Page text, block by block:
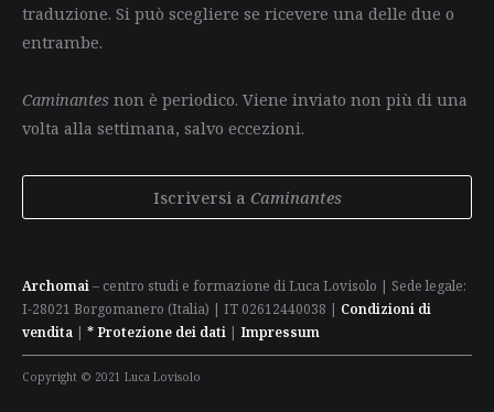
traduzione. Si può scegliere se ricevere una delle due o
entrambe.
Caminantes non è periodico. Viene inviato non più di una
volta alla settimana, salvo eccezioni.
Iscriversi a Caminantes
Archomai– centro studi e formazione di Luca Lovisolo | Sede legale:
I-28021 Borgomanero (Italia) | IT 02612440038 | Condizioni di
vendita | * Protezione dei dati | Impressum
Copyright © 2021 Luca Lovisolo